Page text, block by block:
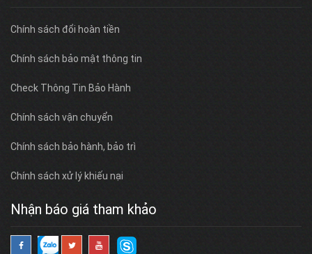
Chính sách đổi hoàn tiền
Chính sách bảo mật thông tin
Check Thông Tin Bảo Hành
Chính sách vận chuyển
Chính sách bảo hành, bảo trì
Chính sách xử lý khiếu nại
Nhận báo giá tham khảo